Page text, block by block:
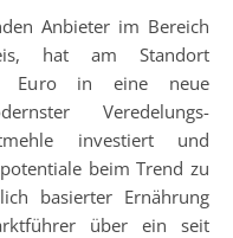
hat am Standort
Euro in eine neue
Veredelungs-
investiert und
beim Trend zu
basierter Ernährung
über ein seit